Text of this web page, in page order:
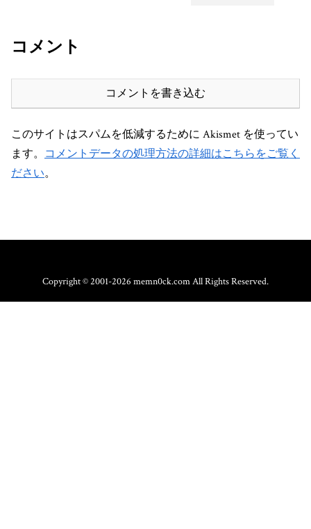
コメント
コメントを書き込む
このサイトはスパムを低減するために Akismet を使ってい
ます。 コメントデータの処理方法の詳細はこちらをご覧く
ださい。
Copyright © 2001-2026 memn0ck.com All Rights Reserved.